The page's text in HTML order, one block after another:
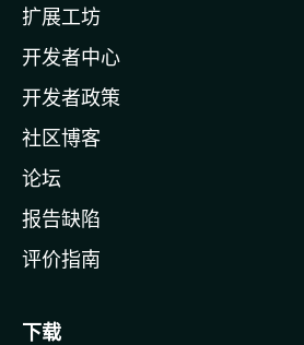
a
主
页
扩展工坊
开发者中心
开发者政策
社区博客
论坛
报告缺陷
评价指南
下载